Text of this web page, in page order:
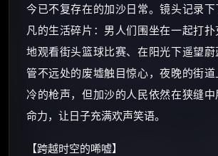
今已不复存在的加沙日常。镜头记录
凡的生活碎片：男人们围坐在一起打
地观看街头篮球比赛、在阳光下遥望
管不远处的废墟触目惊心，夜晚的街
冷的枪声，但加沙的人民依然在狭缝
命力，让日子充满欢声笑语。
【跨越时空的唏嘘】
朋友们辛苦了 💦
你需要的各种会员，都可低价
价格有浮动，请直接搜索查最
优惠券、活动红包，每日可